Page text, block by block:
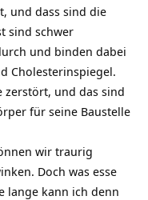
und dass sind die
sind schwer
und binden dabei
Cholesterinspiegel.
zerstört, und das sind
für seine Baustelle
wir traurig
Doch was esse
lange kann ich denn